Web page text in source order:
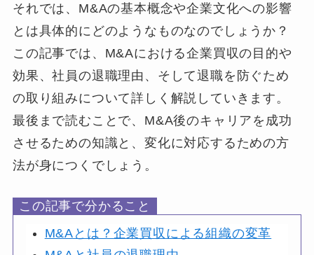
それでは、M&Aの基本概念や企業文化への影響
とは具体的にどのようなものなのでしょうか？
この記事では、M&Aにおける企業買収の目的や
効果、社員の退職理由、そして退職を防ぐため
の取り組みについて詳しく解説していきます。
最後まで読むことで、M&A後のキャリアを成功
させるための知識と、変化に対応するための方
法が身につくでしょう。
この記事で分かること
M&Aとは？企業買収による組織の変革